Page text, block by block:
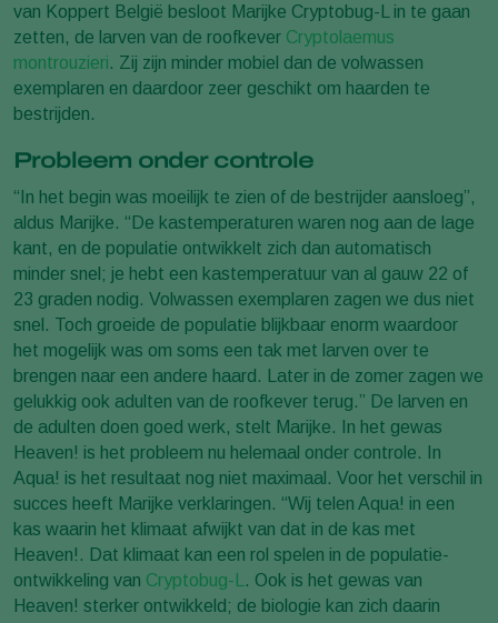
van Koppert België besloot Marijke Cryptobug-L in te gaan
zetten, de larven van de roofkever Cryptolaemus
montrouzieri. Zij zijn minder mobiel dan de volwassen
exemplaren en daardoor zeer geschikt om haarden te
bestrijden.
Probleem onder controle
“In het begin was moeilijk te zien of de bestrijder aansloeg”,
aldus Marijke. “De kastemperaturen waren nog aan de lage
kant, en de populatie ontwikkelt zich dan automatisch
minder snel; je hebt een kastemperatuur van al gauw 22 of
23 graden nodig. Volwassen exemplaren zagen we dus niet
snel. Toch groeide de populatie blijkbaar enorm waardoor
het mogelijk was om soms een tak met larven over te
brengen naar een andere haard. Later in de zomer zagen we
gelukkig ook adulten van de roofkever terug.” De larven en
de adulten doen goed werk, stelt Marijke. In het gewas
Heaven! is het probleem nu helemaal onder controle. In
Aqua! is het resultaat nog niet maximaal. Voor het verschil in
succes heeft Marijke verklaringen. “Wij telen Aqua! in een
kas waarin het klimaat afwijkt van dat in de kas met
Heaven!. Dat klimaat kan een rol spelen in de populatie-
ontwikkeling van Cryptobug-L
. Ook is het gewas van
Heaven! sterker ontwikkeld; de biologie kan zich daarin